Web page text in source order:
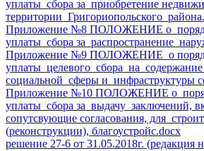
уплаты сбора за приобретение
территории Григориопольского
Приложение №8 ПОЛОЖЕНИЕ о
уплаты сбора за распространение
Приложение №9 ПОЛОЖЕНИЕ о
уплаты целевого сбора на
социальной сферы и инфраструктуры
Приложение №10 ПОЛОЖЕНИЕ о
уплаты сбора за выдачу заключений,
сопутсвующие согласования, для
(реконструкции), благоустройс.docx
решение 27-6 от 31.05.2018г. (редакция